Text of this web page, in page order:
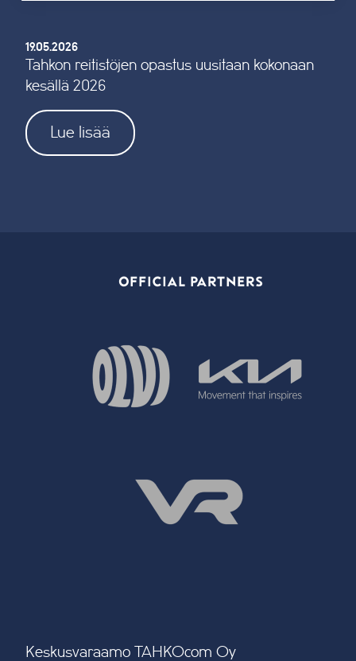
19.05.2026
Tahkon reitistöjen opastus uusitaan kokonaan
kesällä 2026
Lue lisää
OFFICIAL PARTNERS
Keskusvaraamo TAHKOcom Oy